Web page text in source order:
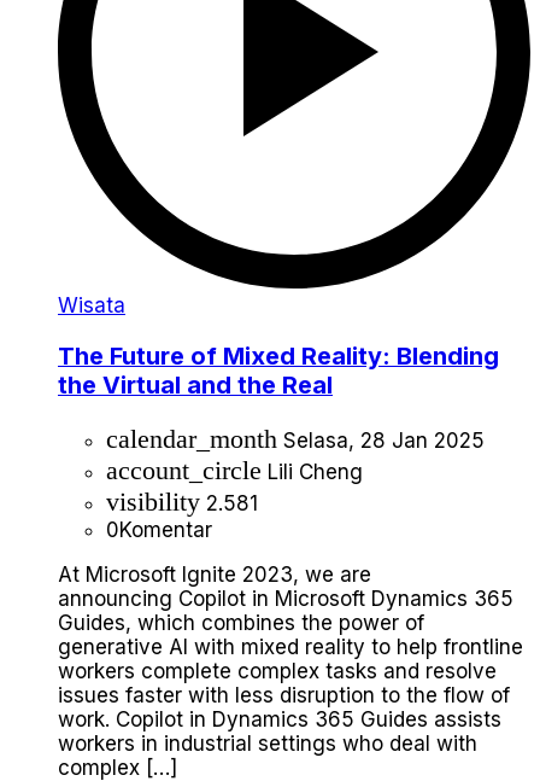
Wisata
The Future of Mixed Reality: Blending
the Virtual and the Real
calendar_month Selasa, 28 Jan 2025
account_circle Lili Cheng
visibility 2.581
0Komentar
At Microsoft Ignite 2023, we are
announcing Copilot in Microsoft Dynamics 365
Guides, which combines the power of
generative AI with mixed reality to help frontline
workers complete complex tasks and resolve
issues faster with less disruption to the flow of
work. Copilot in Dynamics 365 Guides assists
workers in industrial settings who deal with
complex […]